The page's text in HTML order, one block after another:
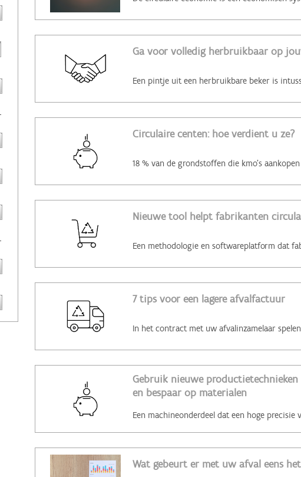
Ga voor volledig herbruikbaar op
Circulaire centen: hoe verdient u ze?
Nieuwe tool helpt fabrikanten
7 tips voor een lagere afvalfactuur
Gebruik nieuwe
en bespaar op materialen
Wat gebeurt er met uw afval eens